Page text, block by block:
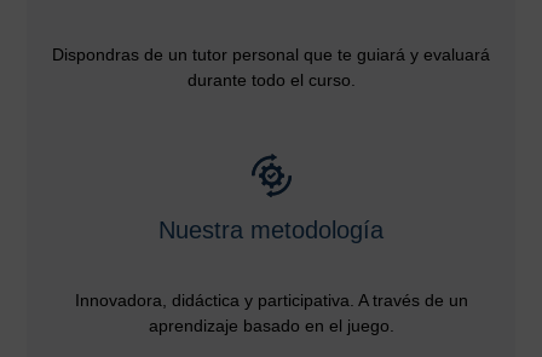
Dispondras de un tutor personal que te guiará y evaluará
durante todo el curso.
Nuestra metodología
Innovadora, didáctica y participativa. A través de un
aprendizaje basado en el juego.